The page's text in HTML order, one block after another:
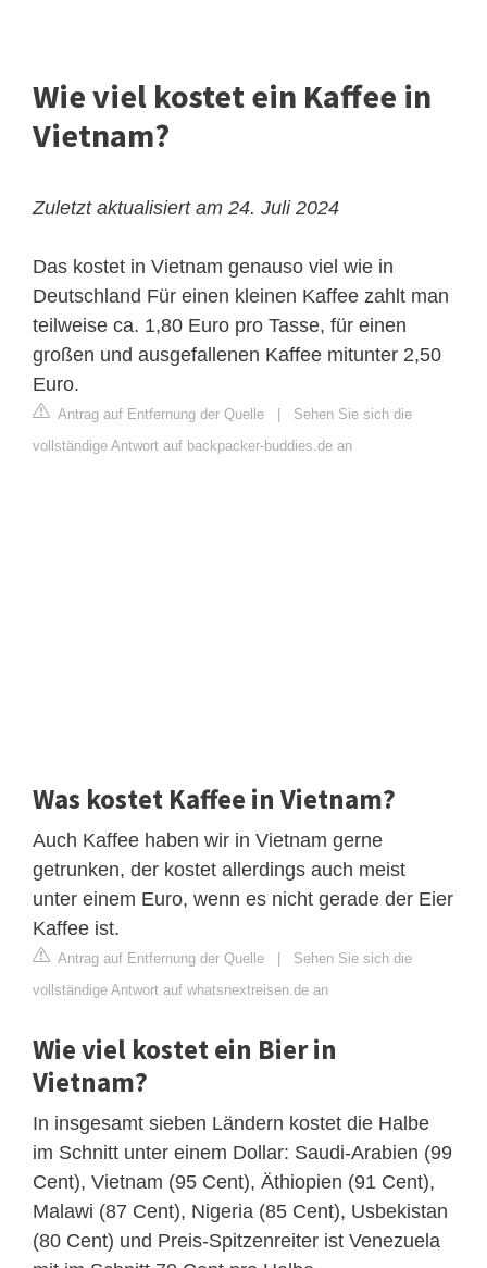
Wie viel kostet ein Kaffee in
Vietnam?
Zuletzt aktualisiert am 24. Juli 2024
Das kostet in Vietnam genauso viel wie in
Deutschland Für einen kleinen Kaffee zahlt man
teilweise ca. 1,80 Euro pro Tasse, für einen
großen und ausgefallenen Kaffee mitunter 2,50
Euro.
Antrag auf Entfernung der Quelle
Sehen Sie sich die
vollständige Antwort auf backpacker-buddies.de an
Was kostet Kaffee in Vietnam?
Auch Kaffee haben wir in Vietnam gerne
getrunken, der kostet allerdings auch meist
unter einem Euro, wenn es nicht gerade der Eier
Kaffee ist.
Antrag auf Entfernung der Quelle
Sehen Sie sich die
vollständige Antwort auf whatsnextreisen.de an
Wie viel kostet ein Bier in
Vietnam?
In insgesamt sieben Ländern kostet die Halbe
im Schnitt unter einem Dollar: Saudi-Arabien (99
Cent), Vietnam (95 Cent), Äthiopien (91 Cent),
Malawi (87 Cent), Nigeria (85 Cent), Usbekistan
(80 Cent) und Preis-Spitzenreiter ist Venezuela